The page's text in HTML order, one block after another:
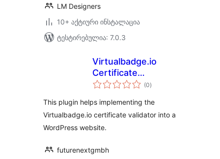
LM Designers
10+ აქტიური ინსტალაცია
ტესტირებულია: 7.0.3
Virtualbadge.io
Certificate
Validator
(0საერთო
რეიტინგი
)
This plugin helps implementing the
Virtualbadge.io certificate validator into a
WordPress website.
futurenextgmbh